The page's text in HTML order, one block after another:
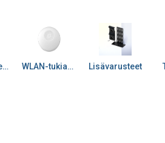
PoE-adapterit WLAN-tukiasemat Lisävarusteet